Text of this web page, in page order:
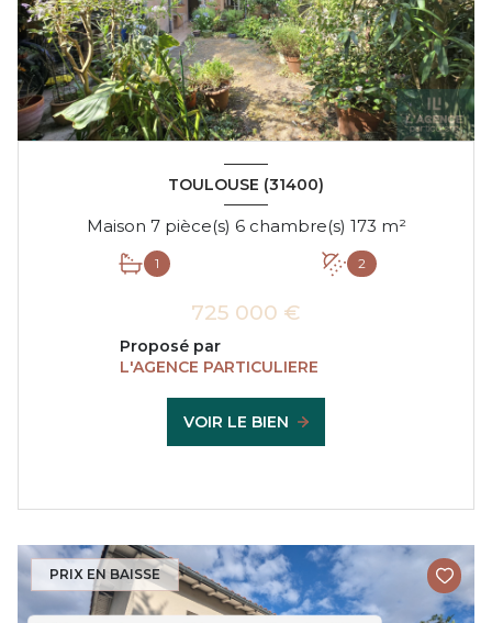
TOULOUSE (31400)
Maison 7 pièce(s) 6 chambre(s) 173 m²
1 2
725 000 €
Proposé par
L'AGENCE PARTICULIERE
VOIR LE BIEN
PRIX EN BAISSE